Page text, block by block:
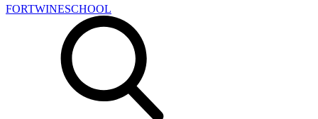
FORTWINESCHOOL